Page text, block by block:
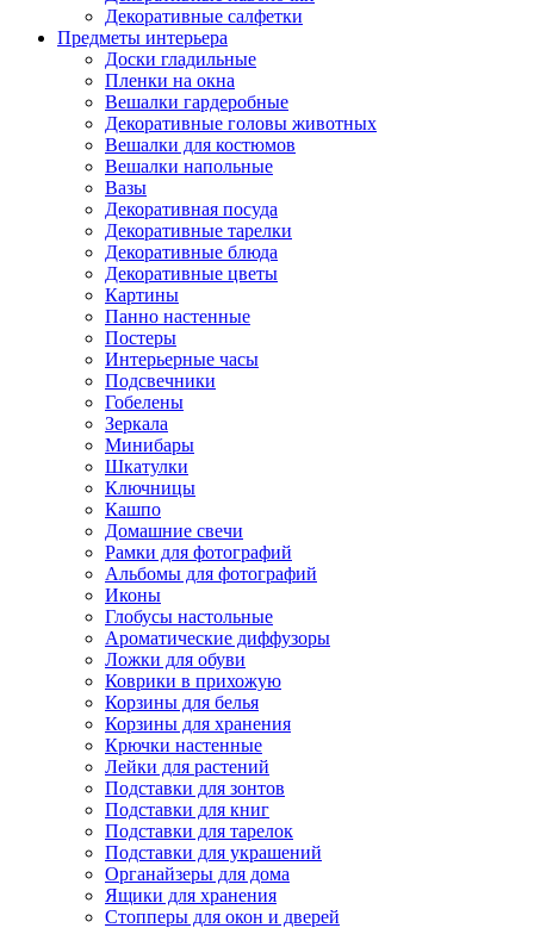
Декоративные салфетки
Предметы интерьера
Доски гладильные
Пленки на окна
Вешалки гардеробные
Декоративные головы животных
Вешалки для костюмов
Вешалки напольные
Вазы
Декоративная посуда
Декоративные тарелки
Декоративные блюда
Декоративные цветы
Картины
Панно настенные
Постеры
Интерьерные часы
Подсвечники
Гобелены
Зеркала
Минибары
Шкатулки
Ключницы
Кашпо
Домашние свечи
Рамки для фотографий
Альбомы для фотографий
Иконы
Глобусы настольные
Ароматические диффузоры
Ложки для обуви
Коврики в прихожую
Корзины для белья
Корзины для хранения
Крючки настенные
Лейки для растений
Подставки для зонтов
Подставки для книг
Подставки для тарелок
Подставки для украшений
Органайзеры для дома
Ящики для хранения
Стопперы для окон и дверей